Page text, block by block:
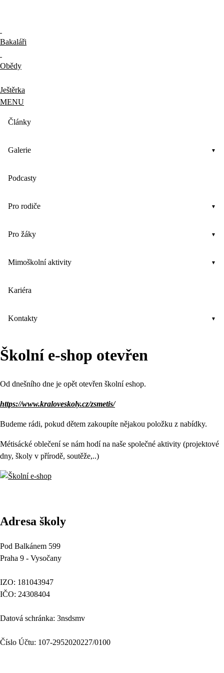
Bakaláři
Obědy
Ještěrka
MENU
Články
Galerie
Podcasty
Pro rodiče
Pro žáky
Mimoškolní aktivity
Kariéra
Kontakty
Školní e-shop otevřen
Od dnešního dne je opět otevřen školní eshop.
https://www.kraloveskoly.cz/zsmetis/
Budeme rádi, pokud dětem zakoupíte nějakou položku z nabídky.
Métisácké oblečení se nám hodí na naše společné aktivity (projektové
dny, školy v přírodě, soutěže,..)
Adresa školy
Pod Balkánem 599
Praha 9 - Vysočany
IZO: 181043947
IČO: 24308404
Datová schránka: 3nsdsmv
Číslo Účtu: 107-2952020227/0100